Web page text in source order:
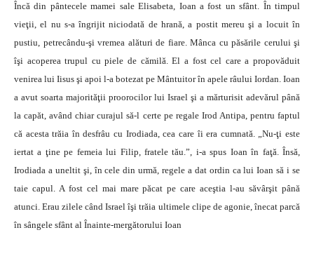
Încă din pântecele mamei sale Elisabeta, Ioan a fost un sfânt. În timpul
vieţii, el nu s-a îngrijit niciodată de hrană, a postit mereu şi a locuit în
pustiu, petrecându-şi vremea alături de fiare. Mânca cu păsările cerului şi
îşi acoperea trupul cu piele de cămilă. El a fost cel care a propovăduit
venirea lui Iisus şi apoi l-a botezat pe Mântuitor în apele râului Iordan. Ioan
a avut soarta majorităţii proorocilor lui Israel şi a mărturisit adevărul până
la capăt, având chiar curajul să-l certe pe regale Irod Antipa, pentru faptul
că acesta trăia în desfrâu cu Irodiada, cea care îi era cumnată. „Nu-ţi este
iertat a ţine pe femeia lui Filip, fratele tău.”, i-a spus Ioan în faţă. Însă,
Irodiada a uneltit şi, în cele din urmă, regele a dat ordin ca lui Ioan să i se
taie capul. A fost cel mai mare păcat pe care aceştia l-au săvârşit până
atunci. Erau zilele când Israel îşi trăia ultimele clipe de agonie, înecat parcă
în sângele sfânt al Înainte-mergătorului Ioan